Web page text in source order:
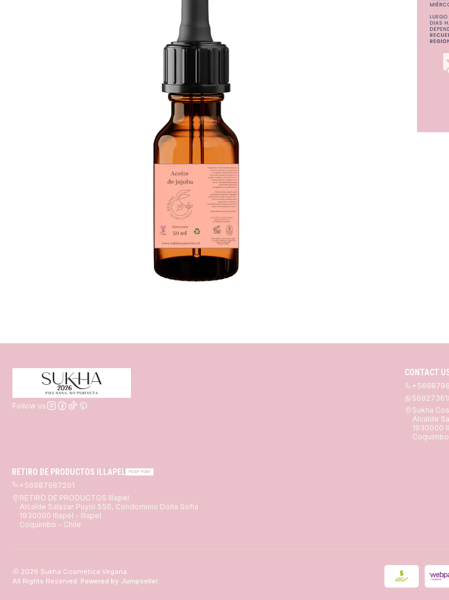
Follow us
CONTACT
Sukha
Alcalde
1930000
RETIRO DE PRODUCTOS ILLAPEL PICKUP POINT
+56987987291
RETIRO DE PRODUCTOS Illapel
Alcalde Salazar Puyol 550, Condominio Doña Sofia
1930000 Illapel - Illapel
Coquimbo - Chile
2026 Sukha Cosmética Vegana.
All Rights Reserved. Powered by Jumpseller.